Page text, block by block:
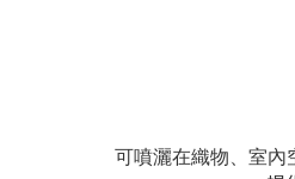
可噴灑在織物、室內